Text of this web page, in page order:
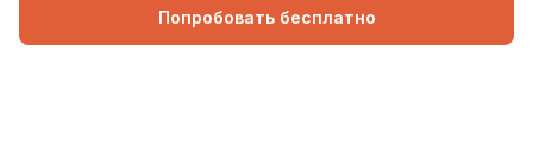
Попробовать бесплатно